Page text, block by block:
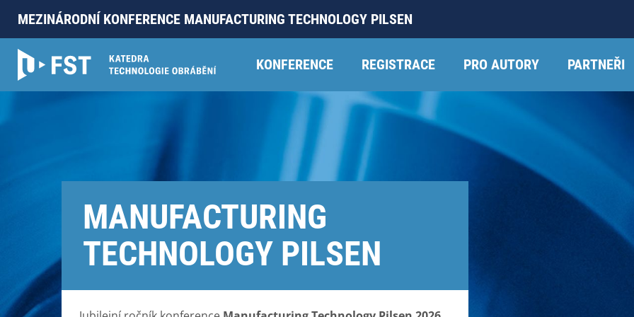
MEZINÁRODNÍ KONFERENCE MANUFACTURING TECHNOLOGY PILSEN
KONFERENCE REGISTRACE PRO AUTORY PARTNEŘI
MANUFACTURING
TECHNOLOGY PILSEN